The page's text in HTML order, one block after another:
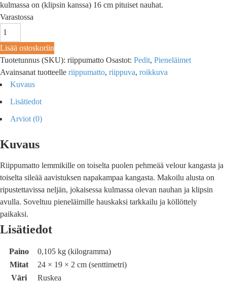
kulmassa on (klipsin kanssa) 16 cm pituiset nauhat.
Varastossa
Lisää ostoskoriin
Tuotetunnus (SKU): riippumatto Osastot: Pedit, Pieneläimet
Avainsanat tuotteelle riippumatto, riippuva, roikkuva
Kuvaus
Lisätiedot
Arviot (0)
Kuvaus
Riippumatto lemmikille on toiselta puolen pehmeää velour kangasta ja
toiselta sileää aavistuksen napakampaa kangasta. Makoilu alusta on
ripustettavissa neljän, jokaisessa kulmassa olevan nauhan ja klipsin
avulla. Soveltuu pieneläimille hauskaksi tarkkailu ja köllöttely
paikaksi.
Lisätiedot
Paino
0,105 kg (kilogramma)
Mitat
24 × 19 × 2 cm (senttimetri)
Väri
Ruskea